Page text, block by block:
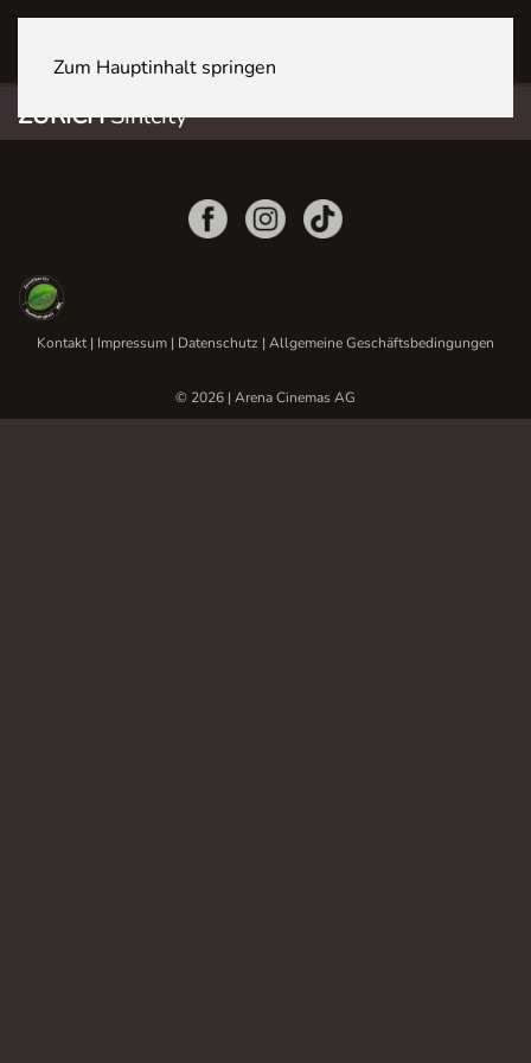
Zum Hauptinhalt springen
ZÜRICHSihlcity
Kontakt| Impressum | Datenschutz | Allgemeine Geschäftsbedingungen
© 2026 | Arena Cinemas AG